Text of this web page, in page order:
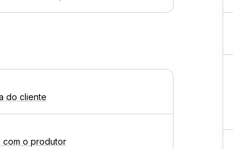
do cliente
com o produtor